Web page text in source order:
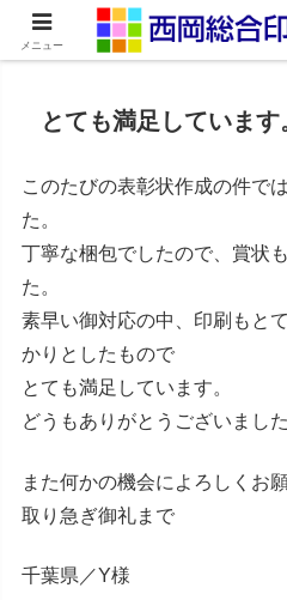
ネット印刷通販・オ
とても満足しています
このたびの表彰状作成の件で
た。
丁寧な梱包でしたので、賞状
た。
素早い御対応の中、印刷もと
かりとしたもので
とても満足しています。
どうもありがとうございました
また何かの機会によろしくお
取り急ぎ御礼まで
千葉県／Y様
メニュー